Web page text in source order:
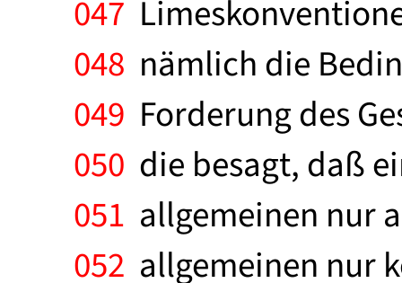
047
048 nämlich die
049 Forderung des
050 die besagt, daß
051 allgemeinen nur
052 allgemeinen nur